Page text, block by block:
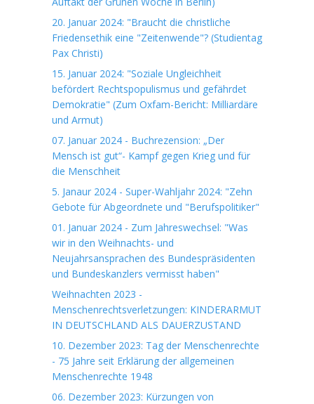
20. Januar 2024: "Braucht die christliche
Friedensethik eine "Zeitenwende"? (Studientag
Pax Christi)
15. Januar 2024: "Soziale Ungleichheit
befördert Rechtspopulismus und gefährdet
Demokratie" (Zum Oxfam-Bericht: Milliardäre
und Armut)
07. Januar 2024 - Buchrezension: „Der
Mensch ist gut“- Kampf gegen Krieg und für
die Menschheit
5. Janaur 2024 - Super-Wahljahr 2024: "Zehn
Gebote für Abgeordnete und "Berufspolitiker"
01. Januar 2024 - Zum Jahreswechsel: "Was
wir in den Weihnachts- und
Neujahrsansprachen des Bundespräsidenten
und Bundeskanzlers vermisst haben"
Weihnachten 2023 -
Menschenrechtsverletzungen: KINDERARMUT
IN DEUTSCHLAND ALS DAUERZUSTAND
10. Dezember 2023: Tag der Menschenrechte
- 75 Jahre seit Erklärung der allgemeinen
Menschenrechte 1948
06. Dezember 2023: Kürzungen von